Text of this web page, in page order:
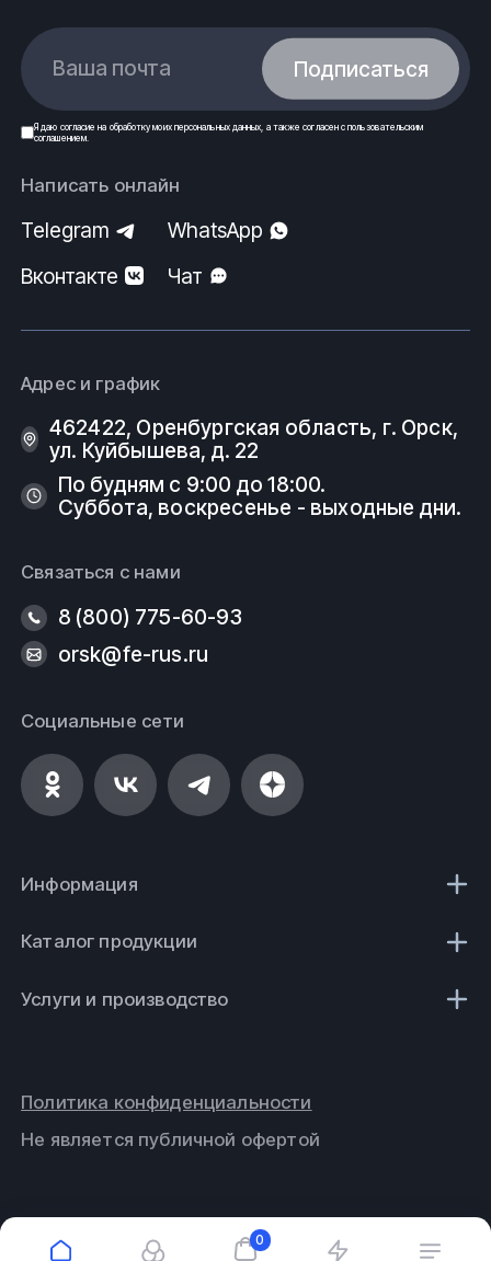
0
Ваша почта Подписаться
Я даю согласие на обработку моих персональных данных , а также согласен спользовательским
соглашением.
Написать онлайн
Telegram
WhatsApp
Вконтакте
Чат
Адрес и график
462422, Оренбургская область, г. Орск,
ул. Куйбышева, д. 22
По будням с 9:00 до 18:00.
Суббота, воскресенье - выходные дни.
Связаться с нами
8 (800) 775-60-93
orsk@fe-rus.ru
Социальные сети
Информация
Каталог продукции
Услуги и производство
Не является публичной офертой
Политика конфиденциальности